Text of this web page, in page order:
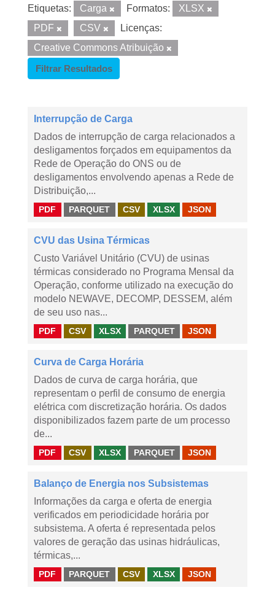
Etiquetas: Carga Formatos:
XLSX
PDF
CSV
Licenças:
Creative Commons Atribuição
Filtrar Resultados
Interrupção de Carga
Dados de interrupção de carga relacionados a
desligamentos forçados em equipamentos da
Rede de Operação do ONS ou de
desligamentos envolvendo apenas a Rede de
Distribuição,...
PDF PARQUET CSV XLSX JSON
CVU das Usina Térmicas
Custo Variável Unitário (CVU) de usinas
térmicas considerado no Programa Mensal da
Operação, conforme utilizado na execução do
modelo NEWAVE, DECOMP, DESSEM, além
de seu uso nas...
PDF CSV XLSX PARQUET JSON
Curva de Carga Horária
Dados de curva de carga horária, que
representam o perfil de consumo de energia
elétrica com discretização horária. Os dados
disponibilizados fazem parte de um processo
de...
PDF CSV XLSX PARQUET JSON
Balanço de Energia nos Subsistemas
Informações da carga e oferta de energia
verificados em periodicidade horária por
subsistema. A oferta é representada pelos
valores de geração das usinas hidráulicas,
térmicas,...
PDF PARQUET CSV XLSX JSON